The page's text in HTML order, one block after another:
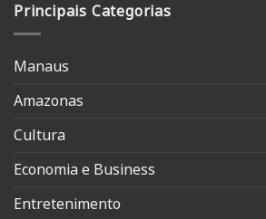
Principais Categorias
Manaus
Amazonas
Cultura
Economia e Business
Entretenimento